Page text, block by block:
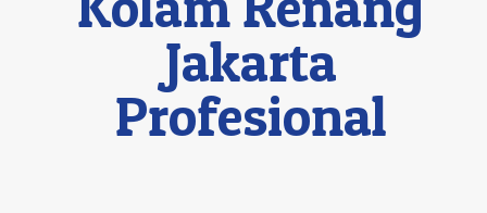
Jakarta
Profesional